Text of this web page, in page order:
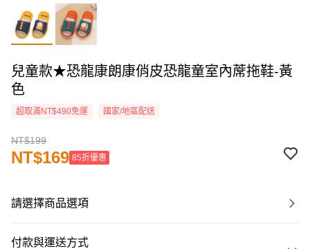
兒童款★恐龍康朗康俏皮恐龍童室內蓆拖鞋-黃
色
超取滿NT$490免運 國家/地區配送
NT$199
NT$169 85折優惠
請選擇商品選項
付款與運送方式